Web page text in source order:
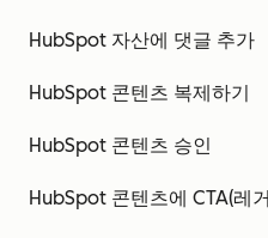
HubSpot 자산에 댓글 추가
HubSpot 콘텐츠 복제하기
HubSpot 콘텐츠 승인
HubSpot 콘텐츠에 CTA(레